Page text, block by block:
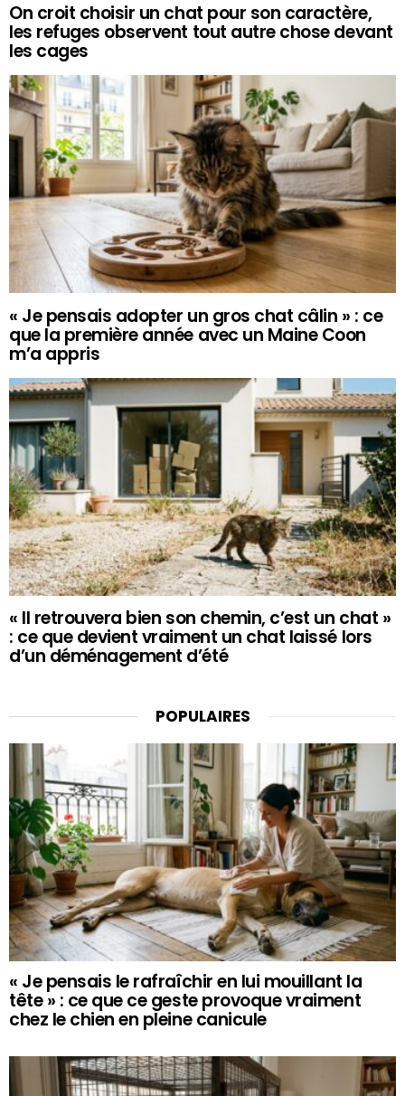
On croit choisir un chat pour son caractère,
les refuges observent tout autre chose devant
les cages
« Je pensais adopter un gros chat câlin » : ce
que la première année avec un Maine Coon
m’a appris
« Il retrouvera bien son chemin, c’est un chat »
: ce que devient vraiment un chat laissé lors
d’un déménagement d’été
POPULAIRES
« Je pensais le rafraîchir en lui mouillant la
tête » : ce que ce geste provoque vraiment
chez le chien en pleine canicule